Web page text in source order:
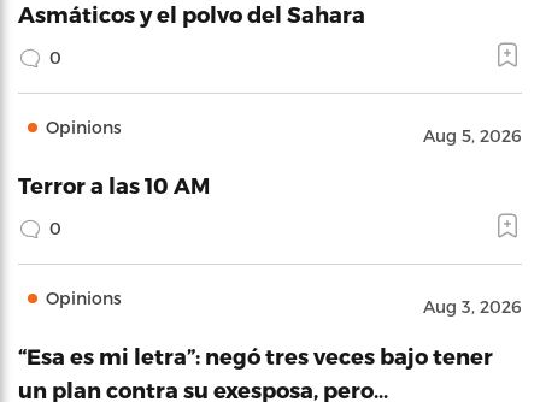
Asmáticos y el polvo del Sahara
0
Opinions Aug 5, 2026
Terror a las 10 AM
0
Opinions Aug 3, 2026
“Esa es mi letra”: negó tres veces bajo tener
un plan contra su exesposa, pero…